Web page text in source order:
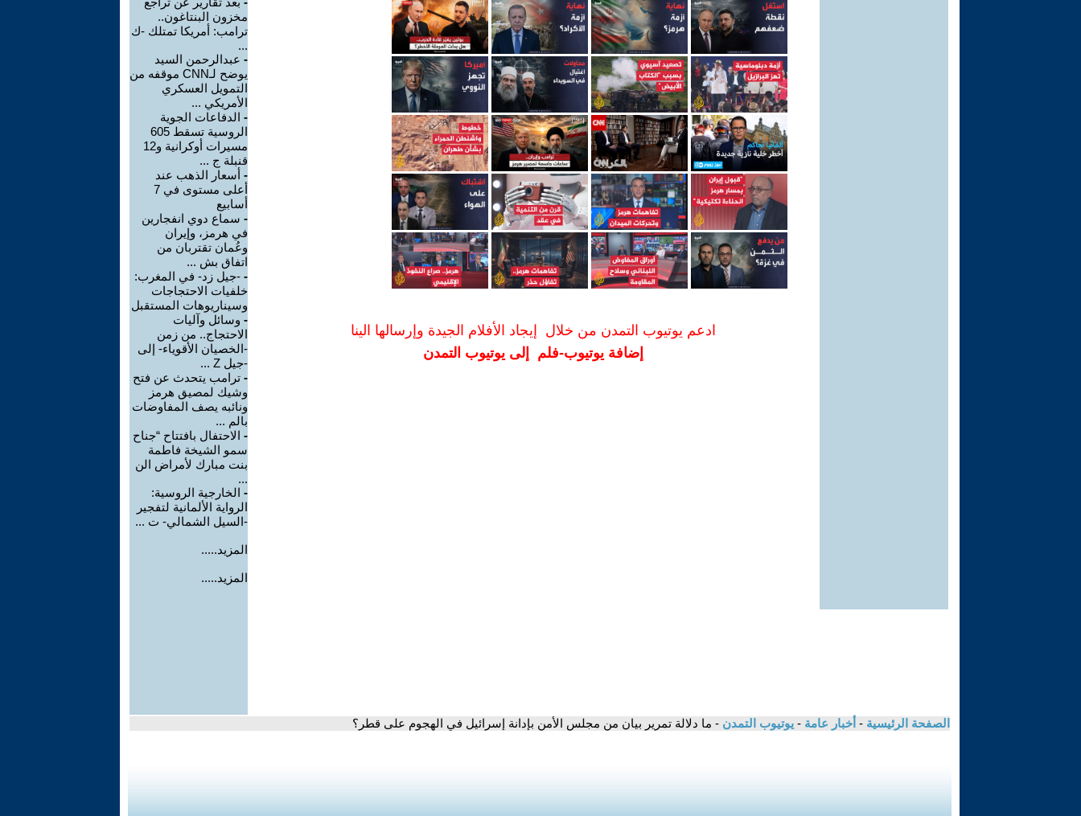
ادعم يوتيوب التمدن من خلال إيجاد الأفلام الجيدة وإرسالها الينا
إضافة يوتيوب-فلم إلى يوتيوب التمدن
مخزون البنتاغون..
ترامب: أمريكا تمتلك -ك
...
- عبدالرحمن السيد
يوضح لـCNN موقفه من
التمويل العسكري
الأمريكي ...
- الدفاعات الجوية
الروسية تسقط 605
مسيرات أوكرانية و12
قنبلة ج ...
- أسعار الذهب عند
أعلى مستوى في 7
أسابيع
- سماع دوي انفجارين
في هرمز، وإيران
وعُمان تقتربان من
اتفاق بش ...
- -جيل زد- في المغرب:
خلفيات الاحتجاجات
وسيناريوهات المستقبل
- وسائل وآليات
الاحتجاج.. من زمن
-الخصيان الأقوياء- إلى
-جيل Z ...
- ترامب يتحدث عن فتح
وشيك لمصيق هرمز
ونائبه يصف المفاوضات
بالم ...
- الاحتفال بافتتاح “جناح
سمو الشيخة فاطمة
بنت مبارك لأمراض الن
...
- الخارجية الروسية:
الرواية الألمانية لتفجير
-السيل الشمالي- ت ...
المزيد.....
المزيد.....
الصفحة الرئيسية - أخبار عامة - يوتيوب التمدن - ما دلالة تمرير بيان من مجلس الأمن بإدانة إسرائيل في الهجوم على قطر؟